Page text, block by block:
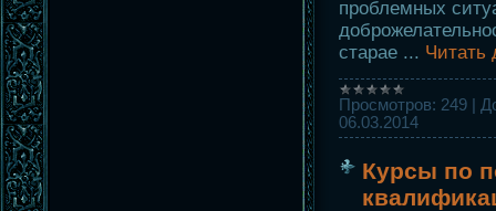
проблемных
старае ... Читать
Просмотров: 249
06.03.2014
Курсы по